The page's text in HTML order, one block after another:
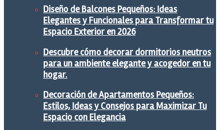
Diseño de Balcones Pequeños: Ideas
Elegantes y Funcionales para Transformar tu
Espacio Exterior en 2026
Descubre cómo decorar dormitorios neutros
para un ambiente elegante y acogedor en tu
hogar.
Decoración de Apartamentos Pequeños:
Estilos, Ideas y Consejos para Maximizar Tu
Espacio con Elegancia